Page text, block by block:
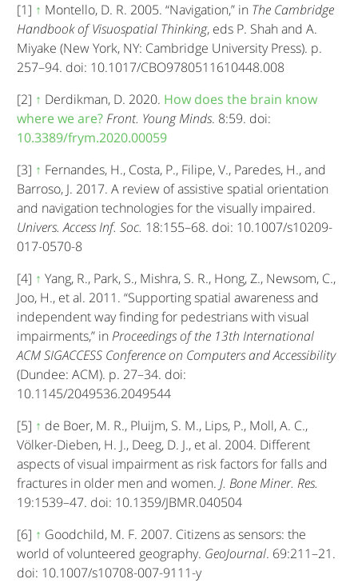
[1] ↑ Montello, D. R. 2005. “Navigation,” inThe Cambridge
Handbook of Visuospatial Thinking, eds P. Shah and A.
Miyake (New York, NY: Cambridge University Press). p.
257–94. doi: 10.1017/CBO9780511610448.008
[2] ↑ Derdikman, D. 2020.How does the brain know
where we are? Front. Young Minds. 8:59. doi:
10.3389/frym.2020.00059
[3] ↑ Fernandes, H., Costa, P., Filipe, V., Paredes, H., and
Barroso, J. 2017. A review of assistive spatial orientation
and navigation technologies for the visually impaired.
Univers. Access Inf. Soc. 18:155–68. doi: 10.1007/s10209-
017-0570-8
[4] ↑ Yang, R., Park, S., Mishra, S. R., Hong, Z., Newsom, C.,
Joo, H., et al. 2011. “Supporting spatial awareness and
independent way finding for pedestrians with visual
impairments,” inProceedings of the 13th International
ACM SIGACCESS Conference on Computers and Accessibility
(Dundee: ACM). p. 27–34. doi:
10.1145/2049536.2049544
[5] ↑ de Boer, M. R., Pluijm, S. M., Lips, P., Moll, A. C.,
Völker-Dieben, H. J., Deeg, D. J., et al. 2004. Different
aspects of visual impairment as risk factors for falls and
fractures in older men and women.J. Bone Miner. Res.
19:1539–47. doi: 10.1359/JBMR.040504
[6] ↑ Goodchild, M. F. 2007. Citizens as sensors: the
world of volunteered geography.GeoJournal. 69:211–21.
doi: 10.1007/s10708-007-9111-y